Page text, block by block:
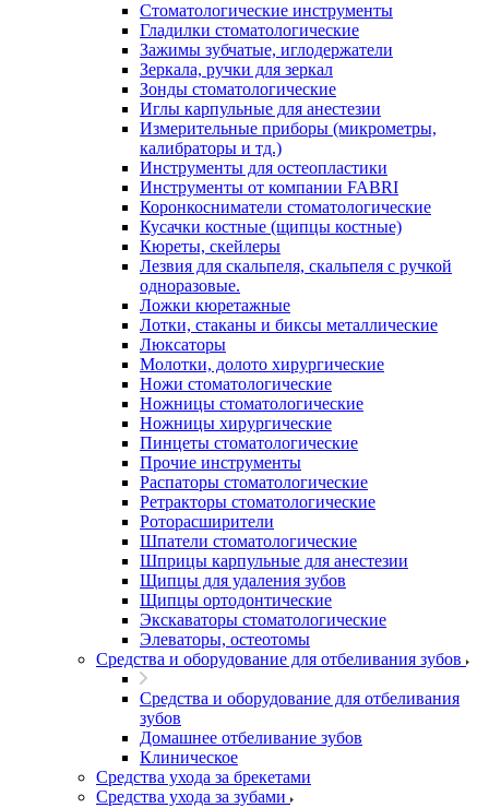
Стоматологические инструменты
Гладилки стоматологические
Зажимы зубчатые, иглодержатели
Зеркала, ручки для зеркал
Зонды стоматологические
Иглы карпульные для анестезии
Измерительные приборы (микрометры,
калибраторы и тд.)
Инструменты для остеопластики
Инструменты от компании FABRI
Коронкосниматели стоматологические
Кусачки костные (щипцы костные)
Кюреты, скейлеры
Лезвия для скальпеля, скальпеля с ручкой
одноразовые.
Ложки кюретажные
Лотки, стаканы и биксы металлические
Люксаторы
Молотки, долото хирургические
Ножи стоматологические
Ножницы стоматологические
Ножницы хирургические
Пинцеты стоматологические
Прочие инструменты
Распаторы стоматологические
Ретракторы стоматологические
Роторасширители
Шпатели стоматологические
Шприцы карпульные для анестезии
Щипцы для удаления зубов
Щипцы ортодонтические
Экскаваторы стоматологические
Элеваторы, остеотомы
Средства и оборудование для отбеливания зубов
Средства и оборудование для отбеливания
зубов
Домашнее отбеливание зубов
Клиническое
Средства ухода за брекетами
Средства ухода за зубами